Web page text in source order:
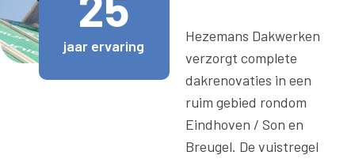
jaar ervaring
Hezemans Dakwerken
verzorgt complete
dakrenovaties in een
ruim gebied rondom
Eindhoven / Son en
Breugel. De vuistregel